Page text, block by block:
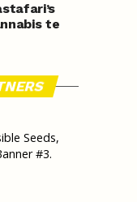
te
Seeds,
#3.